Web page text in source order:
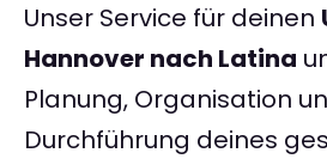
Unser Service für deinen
Hannover nach Latina
Planung, Organisation
Durchführung deines